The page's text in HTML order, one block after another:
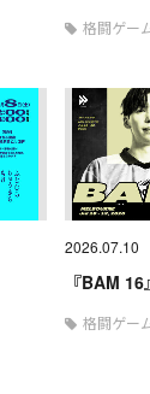
格闘ゲー
2026.07.10
『BAM
格闘ゲー